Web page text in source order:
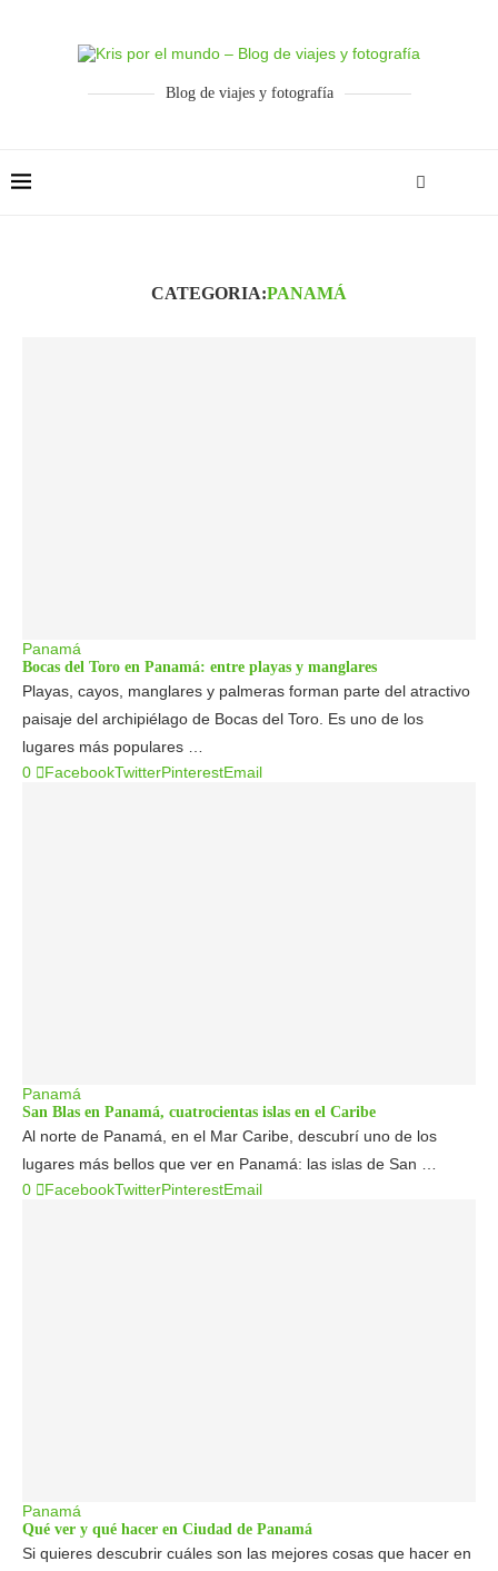
Blog de viajes y fotografía
CATEGORIA:PANAMÁ
Panamá
Bocas del Toro en Panamá: entre playas y manglares
Playas, cayos, manglares y palmeras forman parte del atractivo
paisaje del archipiélago de Bocas del Toro. Es uno de los
lugares más populares …
0
FacebookTwitterPinterestEmail
Panamá
San Blas en Panamá, cuatrocientas islas en el Caribe
Al norte de Panamá, en el Mar Caribe, descubrí uno de los
lugares más bellos que ver en Panamá: las islas de San …
0
FacebookTwitterPinterestEmail
Panamá
Qué ver y qué hacer en Ciudad de Panamá
Si quieres descubrir cuáles son las mejores cosas que hacer en